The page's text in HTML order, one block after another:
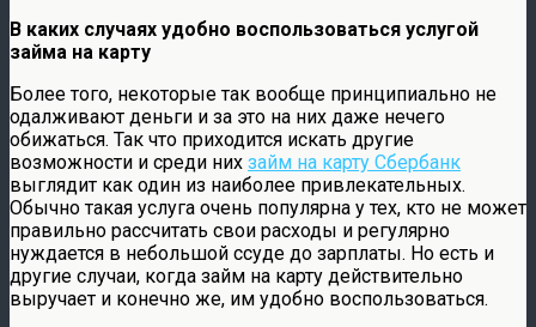
В каких случаях удобно воспользоваться услугой
займа на карту
Более того, некоторые так вообще принципиально не
одалживают деньги и за это на них даже нечего
обижаться. Так что приходится искать другие
возможности и среди них займ на карту Сбербанк
выглядит как один из наиболее привлекательных.
Обычно такая услуга очень популярна у тех, кто не может
правильно рассчитать свои расходы и регулярно
нуждается в небольшой ссуде до зарплаты. Но есть и
другие случаи, когда займ на карту действительно
выручает и конечно же, им удобно воспользоваться.